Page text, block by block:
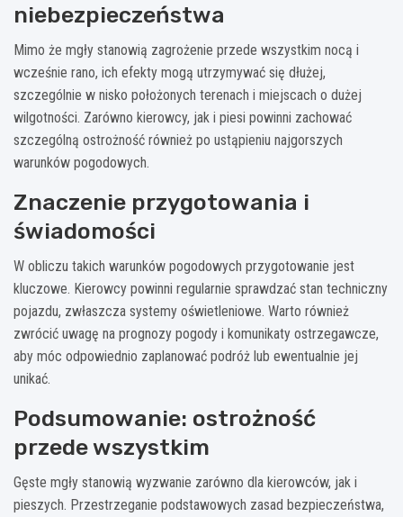
niebezpieczeństwa
Mimo że mgły stanowią zagrożenie przede wszystkim nocą i
wcześnie rano, ich efekty mogą utrzymywać się dłużej,
szczególnie w nisko położonych terenach i miejscach o dużej
wilgotności. Zarówno kierowcy, jak i piesi powinni zachować
szczególną ostrożność również po ustąpieniu najgorszych
warunków pogodowych.
Znaczenie przygotowania i
świadomości
W obliczu takich warunków pogodowych przygotowanie jest
kluczowe. Kierowcy powinni regularnie sprawdzać stan techniczny
pojazdu, zwłaszcza systemy oświetleniowe. Warto również
zwrócić uwagę na prognozy pogody i komunikaty ostrzegawcze,
aby móc odpowiednio zaplanować podróż lub ewentualnie jej
unikać.
Podsumowanie: ostrożność
przede wszystkim
Gęste mgły stanowią wyzwanie zarówno dla kierowców, jak i
pieszych. Przestrzeganie podstawowych zasad bezpieczeństwa,